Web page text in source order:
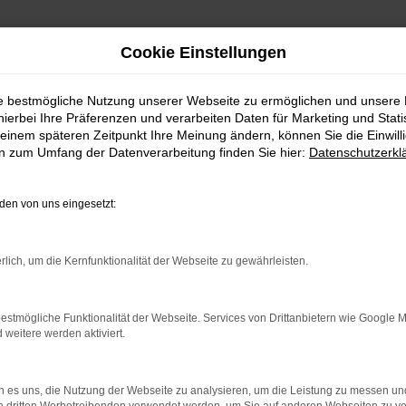
2 Möglichkeiten. Sehen Sie sich mit Klick auf „Unser
Probefahren. Oder Sie klicken auf den Button
können wir dann für Sie beschaffen. Wir freuen uns auf
Cookie Einstellungen
bestmögliche Nutzung unserer Webseite zu ermöglichen und unsere
Ihre Präferenzen und verarbeiten Daten für Marketing und
späteren Zeitpunkt Ihre Meinung ändern, können Sie die
zum Umfang der Datenverarbeitung finden Sie hier:
von uns eingesetzt:
um die Kernfunktionalität der Webseite zu gewährleisten.
Funktionalität der Webseite. Services von Drittanbietern wie Google
weitere werden aktiviert.
es uns, die Nutzung der Webseite zu analysieren, um die Leistung zu messen